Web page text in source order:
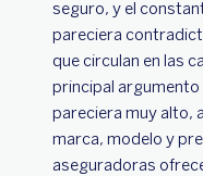
seguro, y el
pareciera
que circulan en las
principal argumento
pareciera muy alto,
marca, modelo y
aseguradoras